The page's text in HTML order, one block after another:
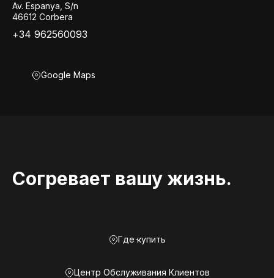
Av. Espanya, S/n
46612 Corbera
+34 962560093
Google Maps
Согревает вашу жизнь.
Где купить
Центр Обслуживания Клиентов